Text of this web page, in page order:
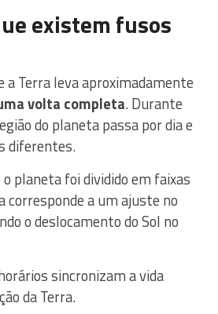
existem fusos
a Terra leva aproximadamente
volta completa. Durante
do planeta passa por dia e
diferentes.
planeta foi dividido em faixas
corresponde a um ajuste no
o deslocamento do Sol no
sincronizam a vida
da Terra.